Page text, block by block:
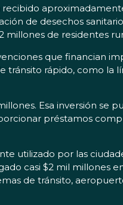
de desechos
millones de residentes
que financian
tránsito rápido, como la
Esa inversión se
préstamos
utilizado por las
casi $2 mil millones
de tránsito,